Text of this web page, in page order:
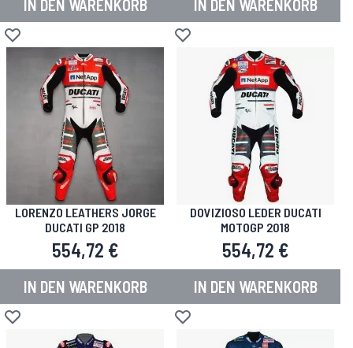
IN DEN WARENKORB
Zur Wunschliste hinzufügen
IN DEN WARENKORB
Zur Wunschliste hinzufügen
LORENZO LEATHERS JORGE
DUCATI GP 2018
554,72 €
IN DEN WARENKORB
Zur Wunschliste hinzufügen
DOVIZIOSO LEDER DUCATI
MOTOGP 2018
554,72 €
IN DEN WARENKORB
Zur Wunschliste hinzufügen